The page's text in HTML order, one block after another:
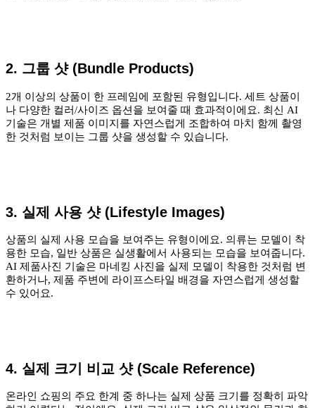
2. 그룹 샷 (Bundle Products)
2개 이상의 상품이 한 프레임에 포함된 유형입니다. 세트 상품이
나 다양한 컬러/사이즈 옵션을 보여줄 때 효과적이에요. 최신 AI
기술은 개별 제품 이미지를 자연스럽게 조합하여 마치 함께 촬영
한 것처럼 보이는 그룹 샷을 생성할 수 있습니다.
3. 실제 사용 샷 (Lifestyle Images)
상품의 실제 사용 모습을 보여주는 유형이에요. 의류는 모델이 착
용한 모습, 일반 상품은 실생활에서 사용되는 모습을 보여줍니다.
AI 제품사진 기술은 마네킹 사진을 실제 모델이 착용한 것처럼 변
환하거나, 제품 주변에 라이프스타일 배경을 자연스럽게 생성할
수 있어요.
4. 실제 크기 비교 샷 (Scale Reference)
온라인 쇼핑의 주요 한계 중 하나는 실제 상품 크기를 정확히 파악